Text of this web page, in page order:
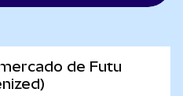
de Futu